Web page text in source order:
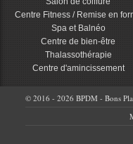
Centre Fitness / Remise en
Spa et Balnéo
Centre de bien-être
Thalassothérapie
Centre d'amincissement
© 2016 - 2026 BPDM - Bons